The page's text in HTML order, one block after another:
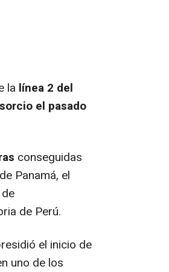
la línea 2 del
el pasado
conseguidas
Panamá, el
de Perú.
el inicio de
uno de los